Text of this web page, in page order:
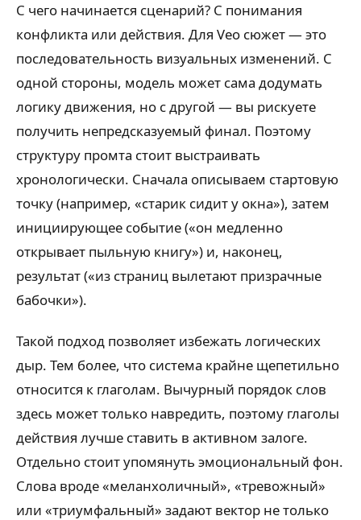
С чего начинается сценарий? С понимания
конфликта или действия. Для Veo сюжет — это
последовательность визуальных изменений. С
одной стороны, модель может сама додумать
логику движения, но с другой — вы рискуете
получить непредсказуемый финал. Поэтому
структуру промта стоит выстраивать
хронологически. Сначала описываем стартовую
точку (например, «старик сидит у окна»), затем
инициирующее событие («он медленно
открывает пыльную книгу») и, наконец,
результат («из страниц вылетают призрачные
бабочки»).
Такой подход позволяет избежать логических
дыр. Тем более, что система крайне щепетильно
относится к глаголам. Вычурный порядок слов
здесь может только навредить, поэтому глаголы
действия лучше ставить в активном залоге.
Отдельно стоит упомянуть эмоциональный фон.
Слова вроде «меланхоличный», «тревожный»
или «триумфальный» задают вектор не только